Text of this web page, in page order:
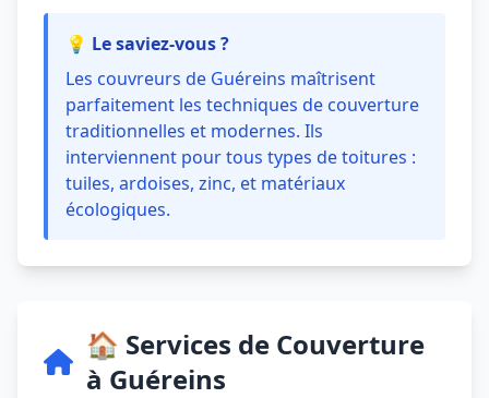
💡 Le saviez-vous ?
Les couvreurs de Guéreins maîtrisent
parfaitement les techniques de couverture
traditionnelles et modernes. Ils
interviennent pour tous types de toitures :
tuiles, ardoises, zinc, et matériaux
écologiques.
🏠 Services de Couverture
à Guéreins